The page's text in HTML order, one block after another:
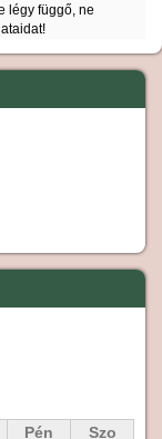
légy függő, ne
Pén
Szo